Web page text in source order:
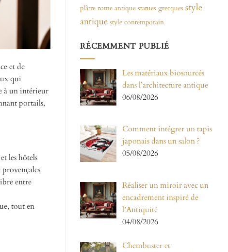
et de
qui
à un intérieur
portails,
les hôtels
entre
tout en
plâtre rome antique statues grecques style
antique style contemporain
RÉCEMMENT PUBLIÉ
Les matériaux biosourcés
dans l’architecture antique
06/08/2026
Comment intégrer un tapis
japonais dans un salon ?
05/08/2026
Réaliser un miroir avec un
encadrement inspiré de
l’Antiquité
04/08/2026
Chembuster et